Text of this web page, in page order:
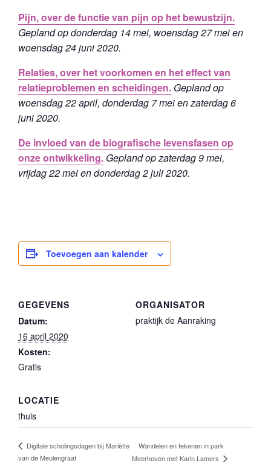
Pijn, over de functie van pijn op het bewustzijn.
Gepland op donderdag 14 mei, woensdag 27 mei en
woensdag 24 juni 2020.
Relaties, over het voorkomen en het effect van
relatieproblemen en scheidingen. Gepland op
woensdag 22 april, donderdag 7 mei en zaterdag 6
juni 2020.
De invloed van de biografische levensfasen op
onze ontwikkeling. Gepland op zaterdag 9 mei,
vrijdag 22 mei en donderdag 2 juli 2020.
Toevoegen aan kalender
GEGEVENS
Datum:
16 april 2020
Kosten:
Gratis
ORGANISATOR
praktijk de Aanraking
LOCATIE
thuis
Digitale scholingsdagen bij Mariëtte
van de Meulengraaf
Wandelen en tekenen in park
Meerhoven met Karin Lamers